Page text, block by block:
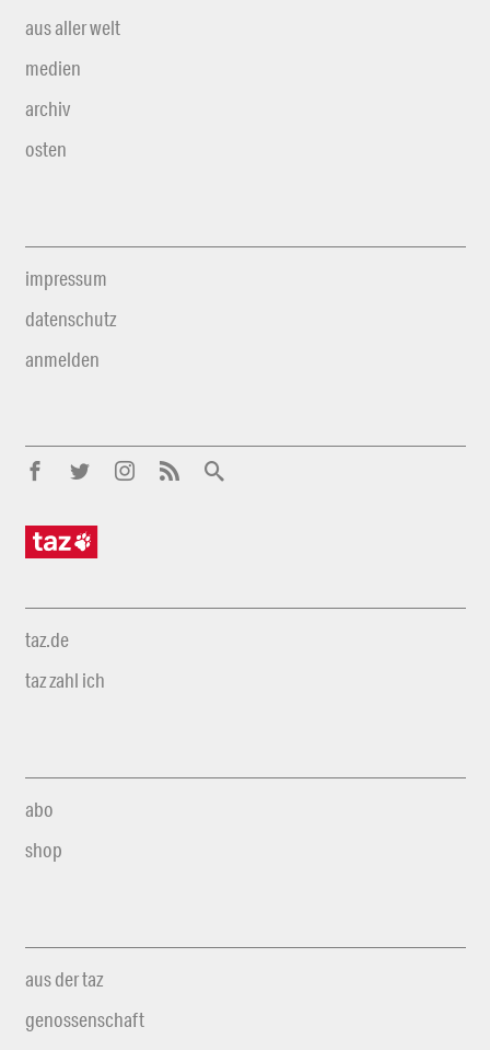
aus aller welt
medien
archiv
osten
impressum
datenschutz
anmelden
taz.de
taz zahl ich
abo
shop
aus der taz
genossenschaft